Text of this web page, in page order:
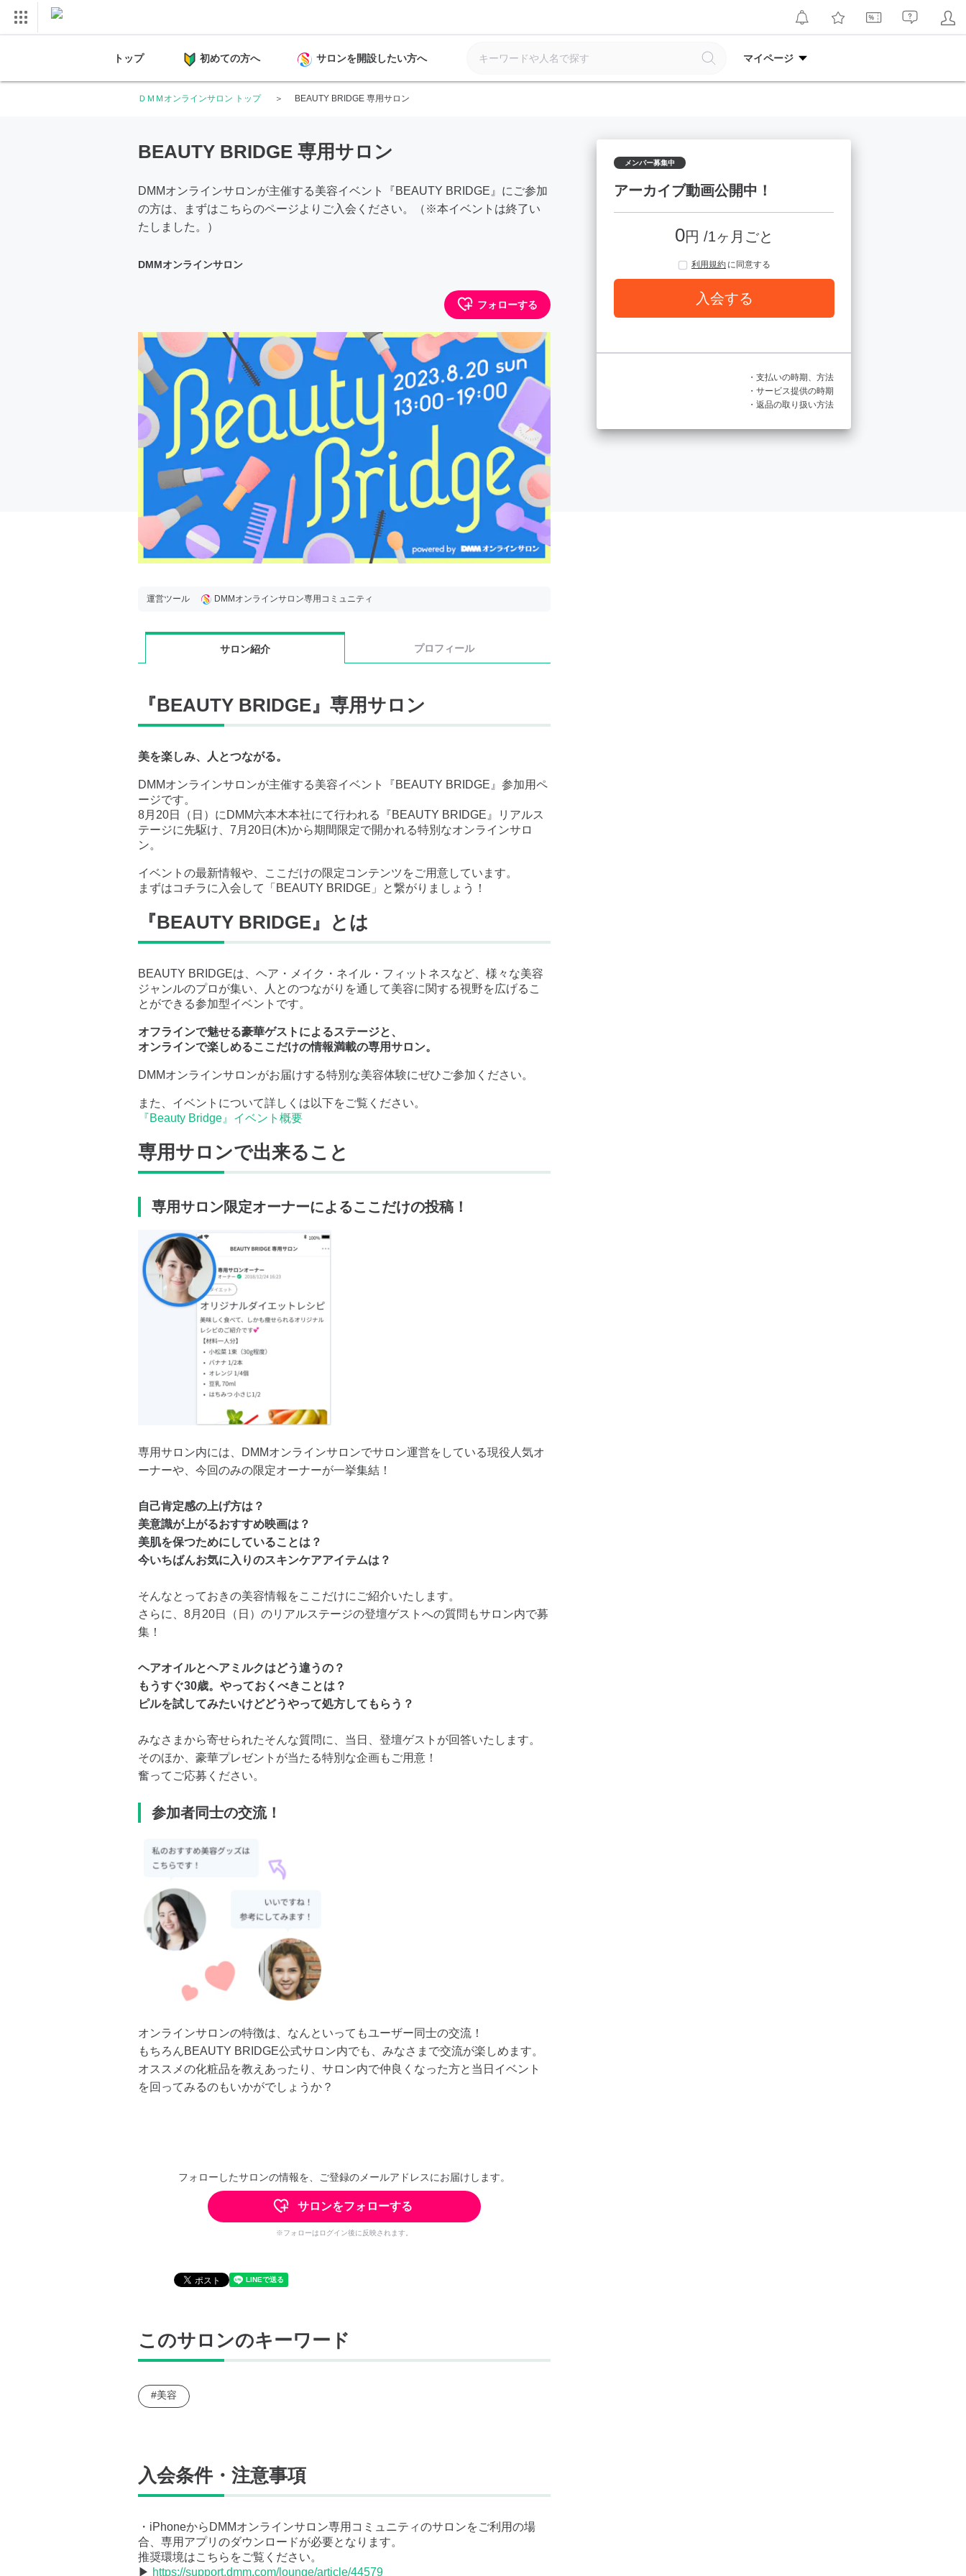
トップ 初めての方へ サロンを開設したい方へ マイページ
ＤＭＭオンラインサロン トップ BEAUTY BRIDGE 専用サロン
BEAUTY BRIDGE 専用サロン
DMMオンラインサロンが主催する美容イベント『BEAUTY BRIDGE』にご参加
の方は、まずはこちらのページよりご入会ください。（※本イベントは終了い
たしました。）
DMMオンラインサロン
フォローする
運営ツール DMMオンラインサロン専用コミュニティ
サロン紹介 プロフィール
『BEAUTY BRIDGE』専用サロン
美を楽しみ、人とつながる。
DMMオンラインサロンが主催する美容イベント『BEAUTY BRIDGE』参加用ペ
ージです。
8月20日（日）にDMM六本木本社にて行われる『BEAUTY BRIDGE』リアルス
テージに先駆け、7月20日(木)から期間限定で開かれる特別なオンラインサロ
ン。
イベントの最新情報や、ここだけの限定コンテンツをご用意しています。
まずはコチラに入会して「BEAUTY BRIDGE」と繋がりましょう！
『BEAUTY BRIDGE』とは
BEAUTY BRIDGEは、ヘア・メイク・ネイル・フィットネスなど、様々な美容
ジャンルのプロが集い、人とのつながりを通して美容に関する視野を広げるこ
とができる参加型イベントです。
オフラインで魅せる豪華ゲストによるステージと、
オンラインで楽しめるここだけの情報満載の専用サロン。
DMMオンラインサロンがお届けする特別な美容体験にぜひご参加ください。
また、イベントについて詳しくは以下をご覧ください。
『Beauty Bridge』イベント概要
専用サロンで出来ること
専用サロン限定オーナーによるここだけの投稿！
専用サロン内には、DMMオンラインサロンでサロン運営をしている現役人気オ
ーナーや、今回のみの限定オーナーが一挙集結！
自己肯定感の上げ方は？
美意識が上がるおすすめ映画は？
美肌を保つためにしていることは？
今いちばんお気に入りのスキンケアアイテムは？
そんなとっておきの美容情報をここだけにご紹介いたします。
さらに、8月20日（日）のリアルステージの登壇ゲストへの質問もサロン内で募
集！
ヘアオイルとヘアミルクはどう違うの？
もうすぐ30歳。やっておくべきことは？
ピルを試してみたいけどどうやって処方してもらう？
みなさまから寄せられたそんな質問に、当日、登壇ゲストが回答いたします。
そのほか、豪華プレゼントが当たる特別な企画もご用意！
奮ってご応募ください。
参加者同士の交流！
オンラインサロンの特徴は、なんといってもユーザー同士の交流！
もちろんBEAUTY BRIDGE公式サロン内でも、みなさまで交流が楽しめます。
オススメの化粧品を教えあったり、サロン内で仲良くなった方と当日イベント
を回ってみるのもいかがでしょうか？
フォローしたサロンの情報を、ご登録のメールアドレスにお届けします。
サロンをフォローする
※フォローはログイン後に反映されます。
このサロンのキーワード
#美容
入会条件・注意事項
・iPhoneからDMMオンラインサロン専用コミュニティのサロンをご利用の場
合、専用アプリのダウンロードが必要となります。
推奨環境はこちらをご覧ください。
▶ https://support.dmm.com/lounge/article/44579
メンバー募集中
アーカイブ動画公開中！
0円 /1ヶ月ごと
利用規約 に同意する
入会する
・支払いの時期、方法
・サービス提供の時期
・返品の取り扱い方法